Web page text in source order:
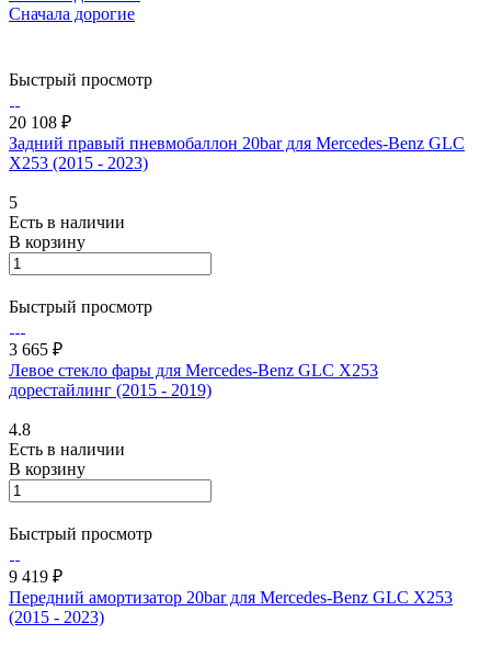
Сначала дорогие
Быстрый просмотр
20 108 ₽
Задний правый пневмобаллон 20bar для Mercedes-Benz GLC
X253 (2015 - 2023)
5
Есть в наличии
В корзину
Быстрый просмотр
3 665 ₽
Левое стекло фары для Mercedes-Benz GLC X253
дорестайлинг (2015 - 2019)
4.8
Есть в наличии
В корзину
Быстрый просмотр
9 419 ₽
Передний амортизатор 20bar для Mercedes-Benz GLC X253
(2015 - 2023)